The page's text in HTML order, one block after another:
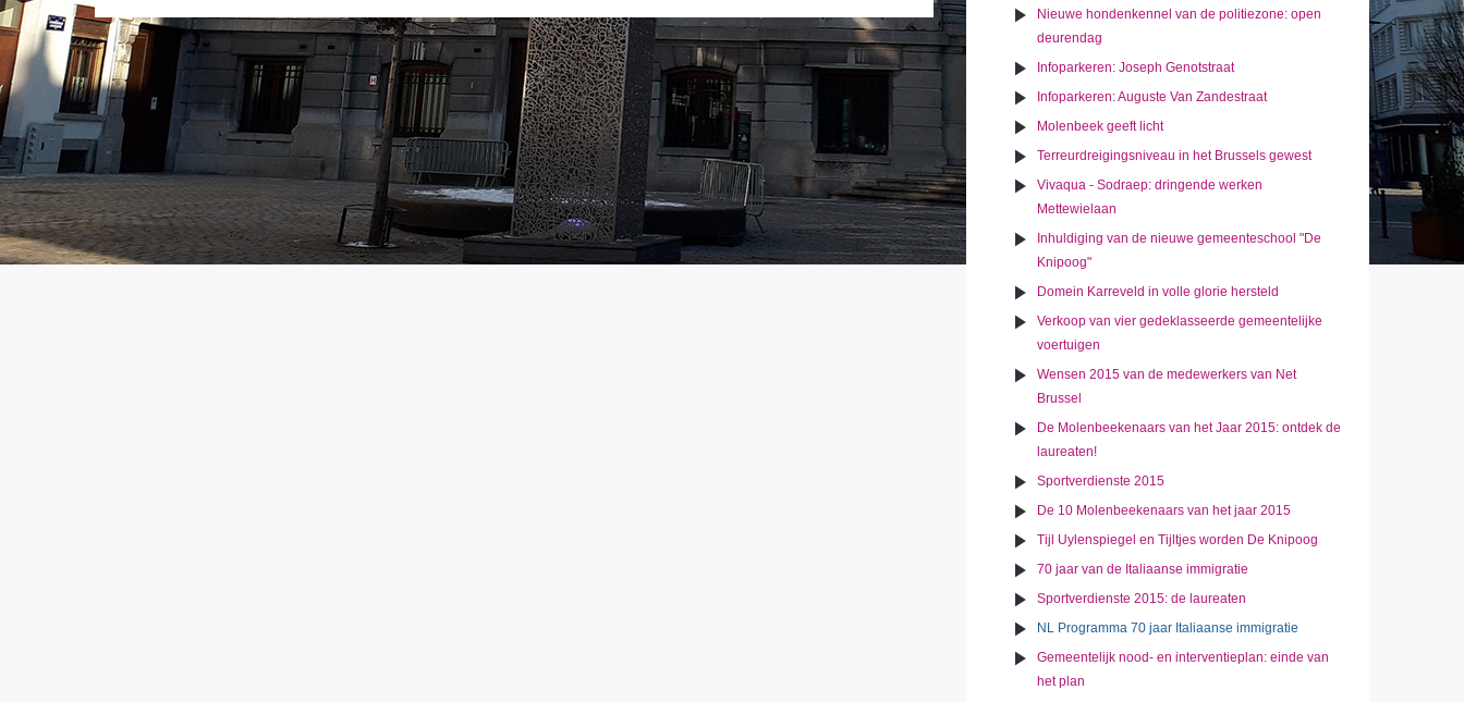
Nieuwe hondenkennel van de politiezone: open
deurendag
Infoparkeren: Joseph Genotstraat
Infoparkeren: Auguste Van Zandestraat
Molenbeek geeft licht
Terreurdreigingsniveau in het Brussels gewest
Vivaqua - Sodraep: dringende werken
Mettewielaan
Inhuldiging van de nieuwe gemeenteschool "De
Knipoog"
Domein Karreveld in volle glorie hersteld
Verkoop van vier gedeklasseerde gemeentelijke
voertuigen
Wensen 2015 van de medewerkers van Net
Brussel
De Molenbeekenaars van het Jaar 2015: ontdek de
laureaten!
Sportverdienste 2015
De 10 Molenbeekenaars van het jaar 2015
Tijl Uylenspiegel en Tijltjes worden De Knipoog
70 jaar van de Italiaanse immigratie
Sportverdienste 2015: de laureaten
NL Programma 70 jaar Italiaanse immigratie
Gemeentelijk nood- en interventieplan: einde van
het plan